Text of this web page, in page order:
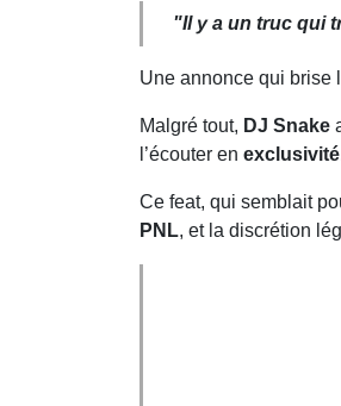
"Il y a un truc qui
Une annonce qui brise
Malgré tout, DJ Snake
l’écouter en exclusivité
Ce feat, qui semblait
PNL, et la discrétion